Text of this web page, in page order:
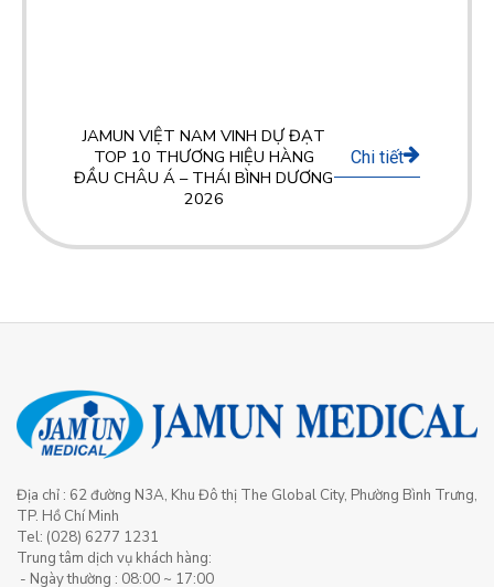
JAMUN VIỆT NAM VINH DỰ ĐẠT
TOP 10 THƯƠNG HIỆU HÀNG
ĐẦU CHÂU Á – THÁI BÌNH DƯƠNG
2026
Chi tiết
Địa chỉ : 62 đường N3A, Khu Đô thị The Global City, Phường Bình Trưng,
TP. Hồ Chí Minh
Tel: (028) 6277 1231
Trung tâm dịch vụ khách hàng:
- Ngày thường : 08:00 ~ 17:00